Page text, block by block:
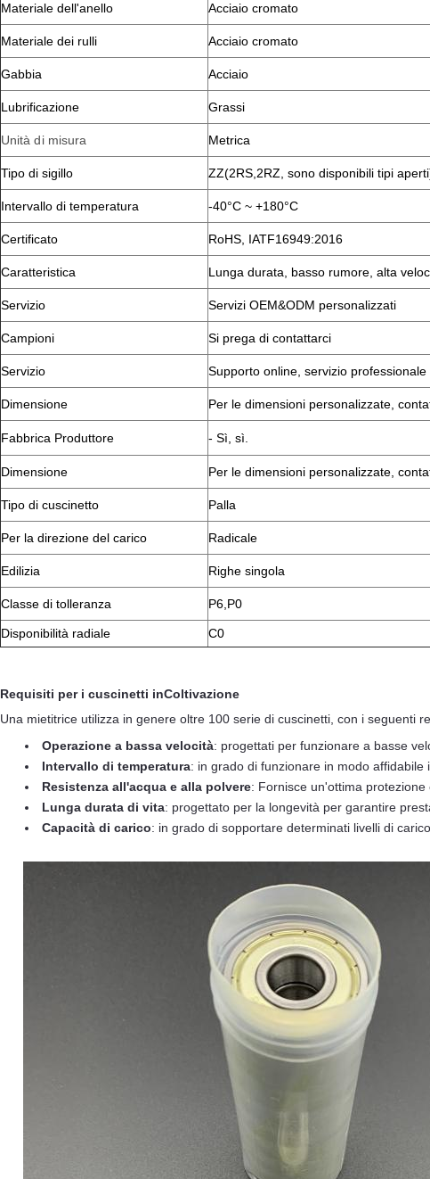
Materiale dell'anello Acciaio cromato
Materiale dei rulli Acciaio cromato
Gabbia Acciaio
Lubrificazione Grassi
Unità di misura Metrica
Tipo di sigillo ZZ(2RS 2RZ, sono disponibili tipi
Intervallo di temperatura -40°C ~ +180°C
Certificato RoHS, IATF16949:2016
Caratteristica Lunga durata, basso rumore, alta
Servizio Servizi OEM&ODM personalizzati
Campioni Si prega di contattarci
Servizio Supporto online, servizio professionale
Dimensione Per le dimensioni personalizzate,
Fabbrica Produttore - Sì, sì.
Dimensione Per le dimensioni personalizzate,
Tipo di cuscinetto Palla
Per la direzione del carico Radicale
Edilizia Righe singola
Classe di tolleranza P6,P0
Disponibilità radiale C0
Requisiti per i cuscinetti inColtivazione
Una mietitrice utilizza in genere oltre 100 serie di cuscinetti, con i seguenti
Operazione a bassa velocità: progettati per funzionare a basse
Intervallo di temperatura: in grado di funzionare in modo affidabile
Resistenza all'acqua e alla polvere: Fornisce un'ottima
Lunga durata di vita: progettato per la longevità per garantire
Capacità di carico: in grado di sopportare determinati livelli di carico.